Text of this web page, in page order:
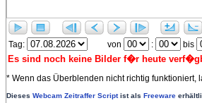
Tag:
von : bis
* Wenn das Überblenden nicht richtig funktioniert,
Dieses Webcam Zeitraffer Scriptist als Freeware